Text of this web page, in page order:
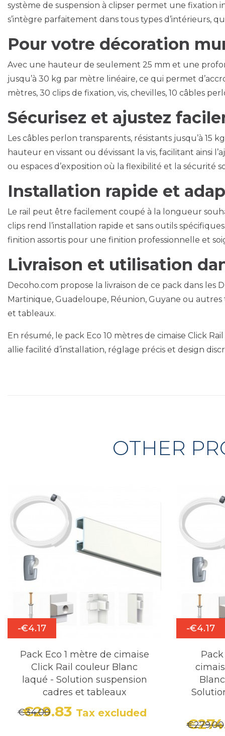
système de suspension à clipser permet une fixation
s’intègre parfaitement dans tous types d’intérieurs,
Pour votre décoration
Avec une hauteur de seulement 25 mm et une
jusqu’à 30 kg par mètre linéaire, ce qui permet
mètres, 30 clips de fixation, vis, chevilles, 10 câbles
Sécurisez et ajustez
Les câbles perlon transparents, résistants jusqu’à
hauteur en vissant ou dévissant la vis, facilitant ainsi
ou espaces d’exposition où la flexibilité et la sécurité
Installation rapide et
Le rail peut être facilement coupé à la longueur
clips rend l’installation rapide et sans outils
finition assortis pour une finition professionnelle et
Livraison et utilisation
Decoho.com propose la livraison de ce pack dans
Martinique, Guadeloupe, Réunion, Guyane ou
et tableaux.
En résumé, le pack Eco 10 mètres de cimaise Click
allie facilité d’installation, réglage précis et design
OTHER
-€4.17
Pack Eco 1 mètre de cimaise
Click Rail couleur Blanc
laqué - Solution suspension
cadres et tableaux
Price
€29.83 Tax excluded
Regular price
€34.00
-€4.17
€279.00